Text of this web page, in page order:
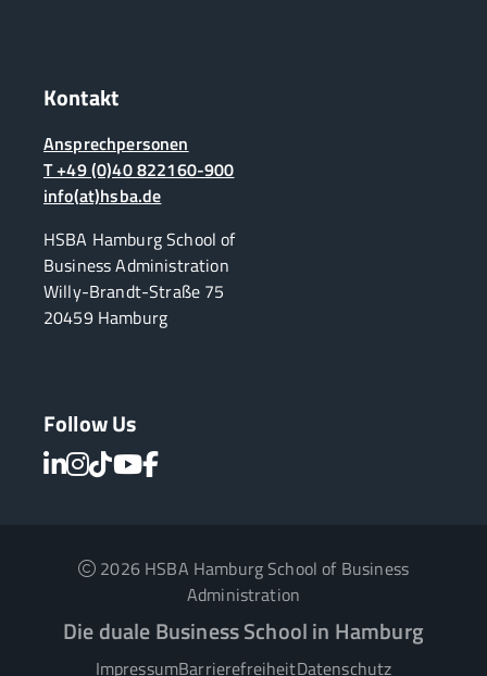
Kontakt
Ansprechpersonen
T +49 (0)40 822160-900
info(at)hsba.de
HSBA Hamburg School of
Business Administration
Willy-Brandt-Straße 75
20459 Hamburg
Follow Us
2026 HSBA Hamburg School of Business
Administration
Die duale Business School in Hamburg
ImpressumBarrierefreiheitDatenschutz